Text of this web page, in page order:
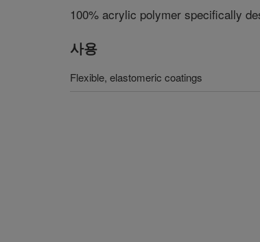
100% acrylic polymer specifically
사용
Flexible, elastomeric coatings